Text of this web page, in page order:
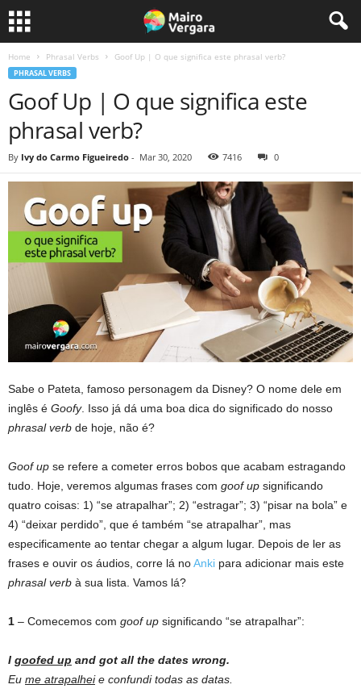
Home Phrasal Verbs Goof Up | O que significa este phrasal verb?
PHRASAL VERBS
Goof Up | O que significa este
phrasal verb?
By Ivy do Carmo Figueiredo - Mar 30, 2020 7416 0
Sabe o Pateta, famoso personagem da Disney? O nome dele em
inglês é Goofy. Isso já dá uma boa dica do significado do nosso
phrasal verb de hoje, não é?
Goof up se refere a cometer erros bobos que acabam estragando
tudo. Hoje, veremos algumas frases com goof up significando
quatro coisas: 1) “se atrapalhar”; 2) “estragar”; 3) “pisar na bola” e
4) “deixar perdido”, que é também “se atrapalhar”, mas
especificamente ao tentar chegar a algum lugar. Depois de ler as
frases e ouvir os áudios, corre lá noAnki para adicionar mais este
phrasal verb à sua lista. Vamos lá?
1 – Comecemos com goof up significando “se atrapalhar”:
I goofed up and got all the dates wrong.
Eu me atrapalheie confundi todas as datas.